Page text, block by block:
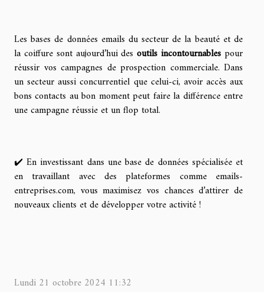
Les bases de données emails du secteur de la beauté et de
la coiffure sont aujourd’hui desoutils incontournablespour
réussir vos campagnes de prospection commerciale. Dans
un secteur aussi concurrentiel que celui-ci, avoir accès aux
bons contacts au bon moment peut faire la différence entre
une campagne réussie et un flop total.
✔️ En investissant dans une base de données spécialisée et
en travaillant avec des plateformes comme emails-
entreprises.com, vous maximisez vos chances d’attirer de
nouveaux clients et de développer votre activité !
Lundi 21 octobre 2024 11:32